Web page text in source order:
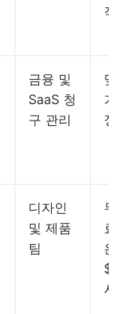
작
금융 및
SaaS 청
구 관리
맞
가
정
디자인
및 제품
팀
무
료
은
$5
시